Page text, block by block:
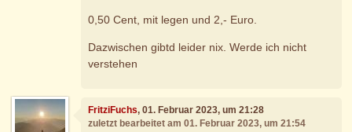
0,50 Cent, mit legen und 2,- Euro.
Dazwischen gibtd leider nix. Werde ich nicht
verstehen
FritziFuchs, 01. Februar 2023, um 21:28
zuletzt bearbeitet am 01. Februar 2023, um 21:54